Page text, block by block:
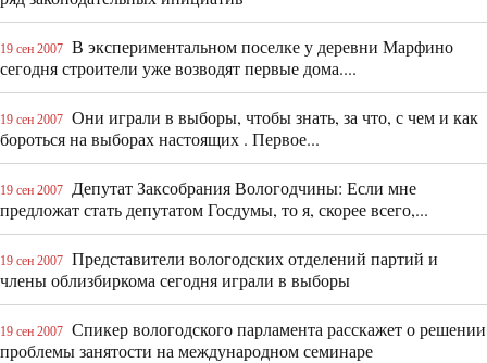
19 сен 2007 В экспериментальном поселке у деревни Марфино
сегодня строители уже возводят первые дома....
19 сен 2007 Они играли в выборы, чтобы знать, за что, с чем и как
бороться на выборах настоящих . Первое...
19 сен 2007
Депутат Заксобрания Вологодчины: Если мне
предложат стать депутатом Госдумы, то я, скорее всего,...
19 сен 2007 Представители вологодских отделений партий и
члены облизбиркома сегодня играли в выборы
19 сен 2007 Спикер вологодского парламента расскажет о решении
проблемы занятости на международном семинаре